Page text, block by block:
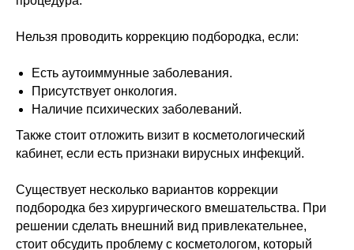
Нельзя проводить коррекцию подбородка, если:
Есть аутоиммунные заболевания.
Присутствует онкология.
Наличие психических заболеваний.
Также стоит отложить визит в косметологический
кабинет, если есть признаки вирусных инфекций.
Существует несколько вариантов коррекции
подбородка без хирургического вмешательства. При
решении сделать внешний вид привлекательнее,
стоит обсудить проблему с косметологом, который